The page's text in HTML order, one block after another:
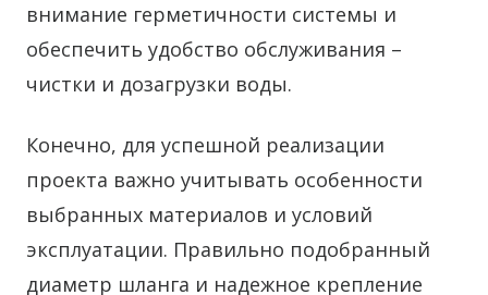
внимание герметичности системы и
обеспечить удобство обслуживания –
чистки и дозагрузки воды.
Конечно, для успешной реализации
проекта важно учитывать особенности
выбранных материалов и условий
эксплуатации. Правильно подобранный
диаметр шланга и надежное крепление